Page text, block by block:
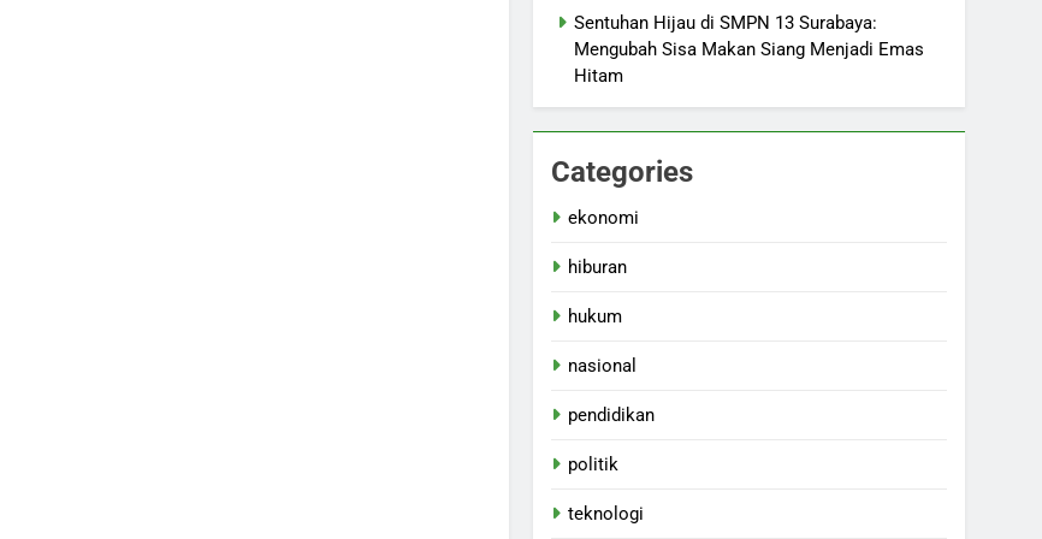
Sentuhan Hijau di SMPN 13 Surabaya:
Mengubah Sisa Makan Siang Menjadi Emas
Hitam
Categories
ekonomi
hiburan
hukum
nasional
pendidikan
politik
teknologi